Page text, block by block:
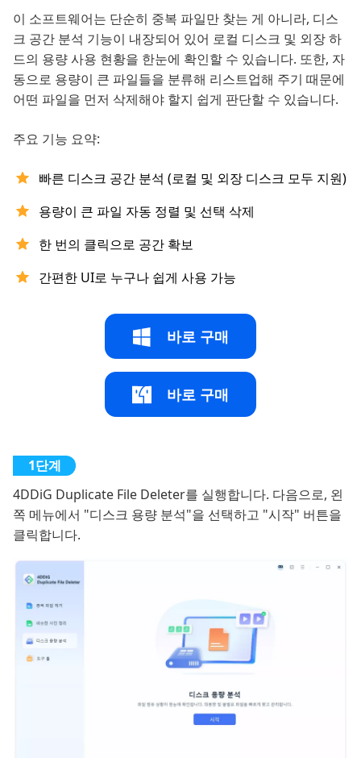
이 소프트웨어는 단순히 중복 파일만 찾는 게 아니라, 디스
크 공간 분석 기능이 내장되어 있어 로컬 디스크 및 외장 하
드의 용량 사용 현황을 한눈에 확인할 수 있습니다. 또한, 자
동으로 용량이 큰 파일들을 분류해 리스트업해 주기 때문에
어떤 파일을 먼저 삭제해야 할지 쉽게 판단할 수 있습니다.
주요 기능 요약:
빠른 디스크 공간 분석 (로컬 및 외장 디스크 모두 지원)
용량이 큰 파일 자동 정렬 및 선택 삭제
한 번의 클릭으로 공간 확보
간편한 UI로 누구나 쉽게 사용 가능
바로 구매
바로 구매
4DDiG Duplicate File Deleter를 실행합니다. 다음으로, 왼
쪽 메뉴에서 "디스크 용량 분석"을 선택하고 "시작" 버튼을
클릭합니다.